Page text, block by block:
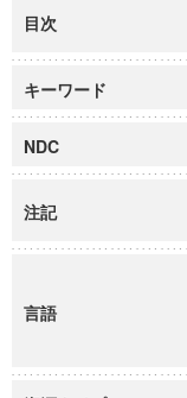
目次
キーワード
NDC
注記
言語